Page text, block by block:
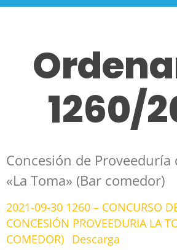
1260/
Concesión de Proveeduría
«La Toma» (Bar comedor)
2021-09-30 1260 – CONCURSO
CONCESIÓN PROVEEDURIA LA
COMEDOR) Descarga